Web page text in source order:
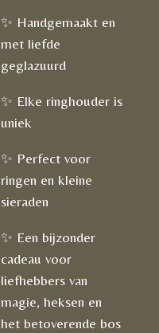
✨ Handgemaakt en
met liefde
geglazuurd
✨ Elke ringhouder is
uniek
✨ Perfect voor
ringen en kleine
sieraden
✨ Een bijzonder
cadeau voor
liefhebbers van
magie, heksen en
het betoverende bos